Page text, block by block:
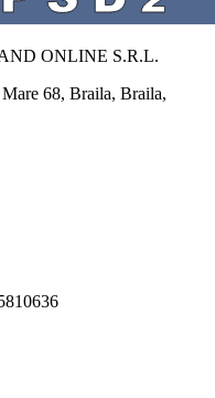
ONLINE S.R.L.
68, Braila, Braila,